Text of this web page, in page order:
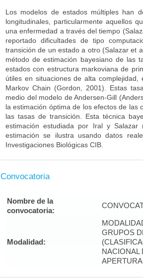
Los modelos de estados múltiples han
longitudinales, particularmente aquellos
una enfermedad a través del tiempo
reportado dificultades de tipo
transición de un estado a otro (Salazar et
método de estimación bayesiano de las
estados con estructura markoviana de
útiles en situaciones de alta
Markov Chain (Gordon, 2001). Estas
medio del modelo de Andersen-Gill
la estimación óptima de los efectos de las
las tasas de transición. Esta técnica
estimación estudiada por Iral y
estimación se ilustra usando datos
Investigaciones Biológicas CIB.
Convocatoria
Nombre de la
convocatoria:
Modalidad:
GRUPOS
NACIONAL